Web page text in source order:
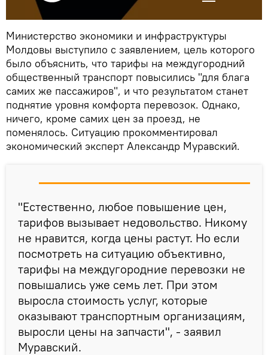
Министерство экономики и инфраструктуры
Молдовы выступило с заявлением, цель которого
было объяснить, что тарифы на междугородний
общественный транспорт повысились "для блага
самих же пассажиров", и что результатом станет
поднятие уровня комфорта перевозок. Однако,
ничего, кроме самих цен за проезд, не
поменялось. Ситуацию прокомментировал
экономический эксперт Александр Муравский.
"Естественно, любое повышение цен,
тарифов вызывает недовольство. Никому
не нравится, когда цены растут. Но если
посмотреть на ситуацию объективно,
тарифы на междугородние перевозки не
повышались уже семь лет. При этом
выросла стоимость услуг, которые
оказывают транспортным организациям,
выросли цены на запчасти", - заявил
Муравский.